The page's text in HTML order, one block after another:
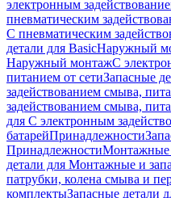
электронным
пневматическим
С пневматическим
детали для BasicНаружный
Наружный монтажС
питанием от сетиЗапасные
задействованием смыва,
задействованием смыва,
для С электронным
батарейПринадлежности
ПринадлежностиМонтажные
детали для Монтажные и
патрубки, колена смыва и
комплектыЗапасные детали